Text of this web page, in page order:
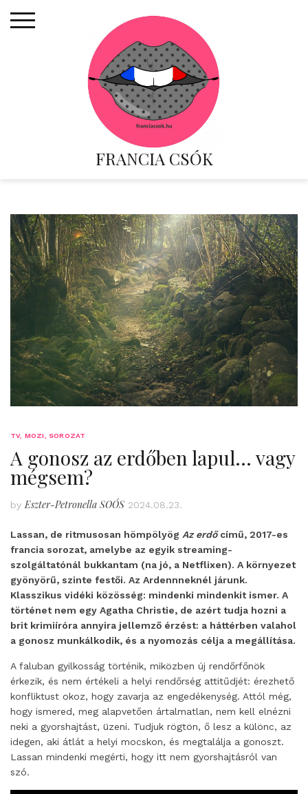
FRANCIA CSÓK
TV, MOZI, SOROZAT
A gonosz az erdőben lapul… vagy
mégsem?
by Eszter-Petronella SOÓS 2024.08.23.
Lassan, de ritmusosan hömpölyög Az erdőcímű, 2017-es
francia sorozat, amelybe az egyik streaming-
szolgáltatónál bukkantam (na jó, a Netflixen). A környezet
gyönyörű, szinte festői. Az Ardennneknél járunk.
Klasszikus vidéki közösség: mindenki mindenkit ismer. A
történet nem egy Agatha Christie, de azért tudja hozni a
brit krimiíróra annyira jellemző érzést: a háttérben valahol
a gonosz munkálkodik, és a nyomozás célja a megállítása.
A faluban gyilkosság történik, miközben új rendőrfőnök
érkezik, és nem értékeli a helyi rendőrség attitűdjét: érezhető
konfliktust okoz, hogy zavarja az engedékenység. Attól még,
hogy ismered, meg alapvetően ártalmatlan, nem kell elnézni
neki a gyorshajtást, üzeni. Tudjuk rögtön, ő lesz a különc, az
idegen, aki átlát a helyi mocskon, és megtalálja a gonoszt.
Lassan mindenki megérti, hogy itt nem gyorshajtásról van
szó.